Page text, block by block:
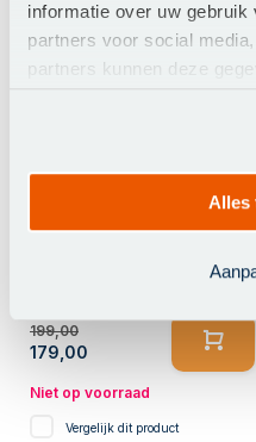
informatie over uw
partners voor social
partners kunnen deze
verzameld op basis van
Alles
-10%
Platinum Riva stokparasol
199,00
179,00
Niet op voorraad
Vergelijk dit product